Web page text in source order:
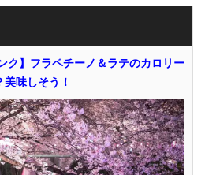
ク】フラペチーノ＆ラテのカロリー
味しそう！